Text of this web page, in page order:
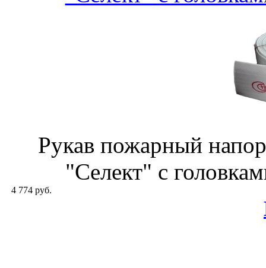
Рукав пожарный
"Селект" с
4 774 руб.